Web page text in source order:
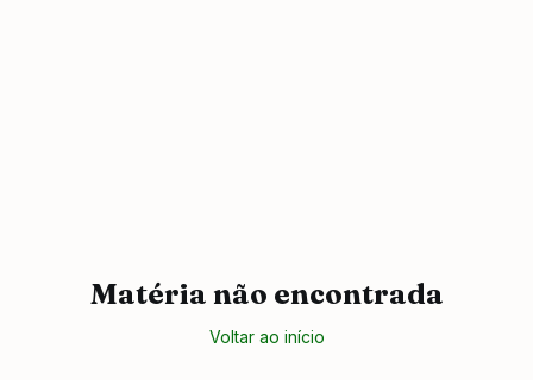
Matéria não encontrada
Voltar ao início